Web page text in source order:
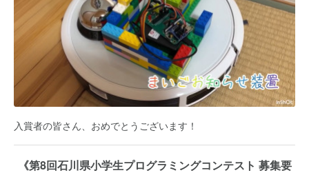
入賞者の皆さん、おめでとうございます！
《第8回石川県小学生プログラミングコンテスト 募集要